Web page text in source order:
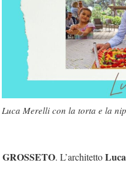
Luca Merelli con la torta e la
GROSSETO. L’architetto